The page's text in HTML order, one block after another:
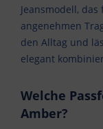
Jeansmodell,
angenehmen
den Alltag und
elegant
Welche
Amber?